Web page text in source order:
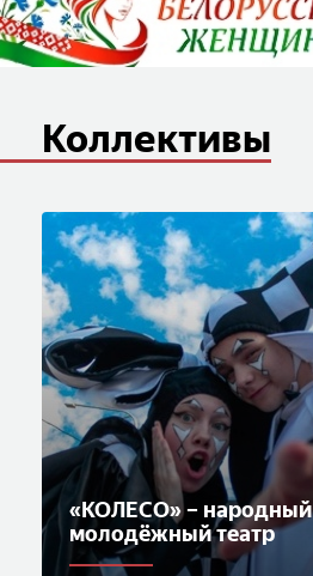
Коллективы
«КОЛЕСО» – народный
молодёжный театр